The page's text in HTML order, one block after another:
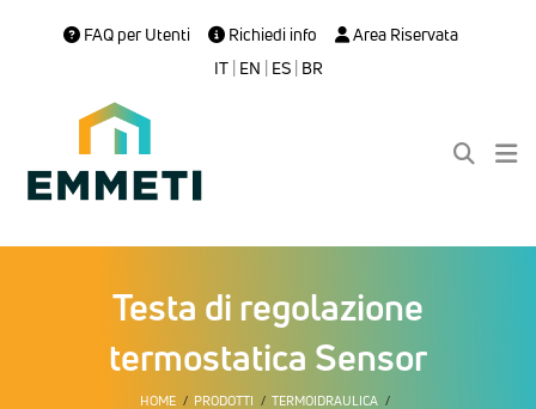
FAQ per Utenti Richiedi info
Area Riservata
IT| EN | ES| BR
Testa di regolazione
termostatica Sensor
HOME PRODOTTI
TERMOIDRAULICA